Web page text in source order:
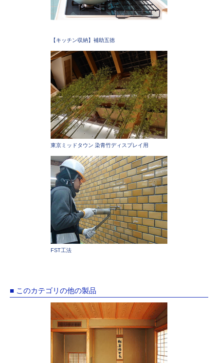
【キッチン収納】補助五徳
東京ミッドタウン 染青竹ディスプレイ用
FST工法
■ このカテゴリの他の製品